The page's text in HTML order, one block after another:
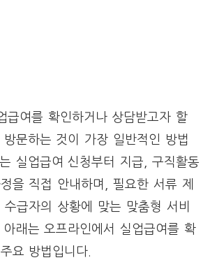
급여를 확인하거나 상담받고자 할
방문하는 것이 가장 일반적인 방법
실업급여 신청부터 지급, 구직활동
을 직접 안내하며, 필요한 서류 제
급자의 상황에 맞는 맞춤형 서비
래는 오프라인에서 실업급여를 확
요 방법입니다.